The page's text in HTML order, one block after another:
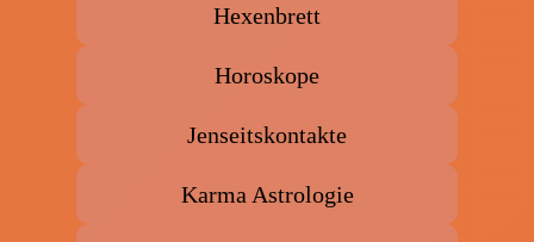
Hexenbrett
Horoskope
Jenseitskontakte
Karma Astrologie